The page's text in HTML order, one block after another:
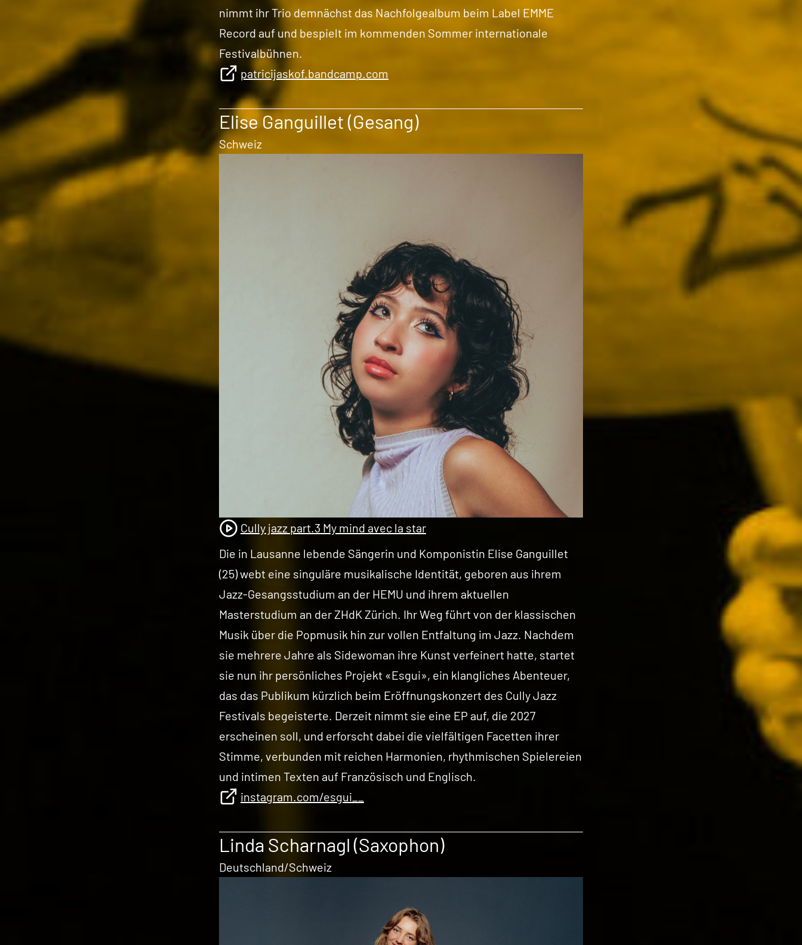
nimmt ihr Trio demnächst das Nachfolgealbum beim Label EMME
Record auf und bespielt im kommenden Sommer internationale
Festivalbühnen.
patricijaskof.bandcamp.com
Elise Ganguillet (Gesang)
Schweiz
Cully jazz part.3 My mind avec la star
Die in Lausanne lebende Sängerin und Komponistin Elise Ganguillet
(25) webt eine singuläre musikalische Identität, geboren aus ihrem
Jazz-Gesangsstudium an der HEMU und ihrem aktuellen
Masterstudium an der ZHdK Zürich. Ihr Weg führt von der klassischen
Musik über die Popmusik hin zur vollen Entfaltung im Jazz. Nachdem
sie mehrere Jahre als Sidewoman ihre Kunst verfeinert hatte, startet
sie nun ihr persönliches Projekt «Esgui», ein klangliches Abenteuer,
das das Publikum kürzlich beim Eröffnungskonzert des Cully Jazz
Festivals begeisterte. Derzeit nimmt sie eine EP auf, die 2027
erscheinen soll, und erforscht dabei die vielfältigen Facetten ihrer
Stimme, verbunden mit reichen Harmonien, rhythmischen Spielereien
und intimen Texten auf Französisch und Englisch.
instagram.com/esgui__
Linda Scharnagl (Saxophon)
Deutschland/Schweiz